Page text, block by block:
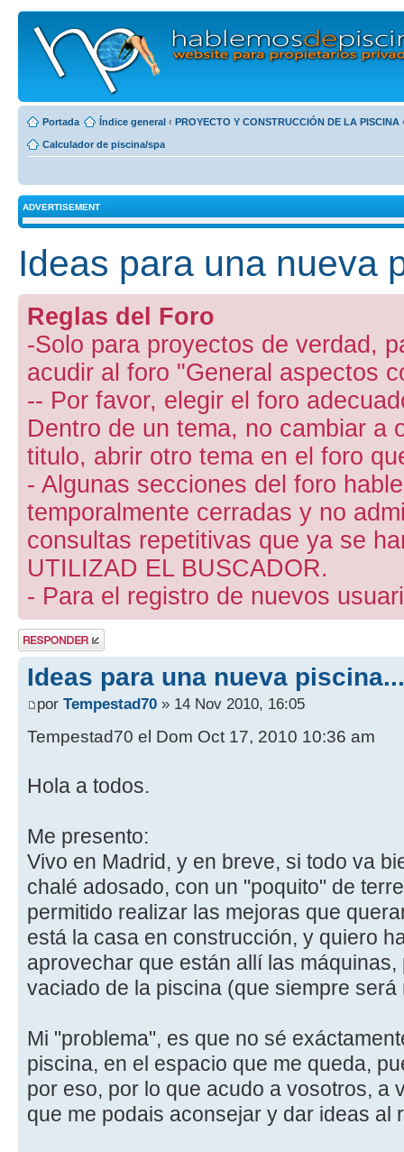
Portada Índice general ‹ PROYECTO Y CONSTRUCCIÓN DE LA PISCINA
Calculador de piscina/spa
ADVERTISEMENT
Ideas para una nueva
Reglas del Foro
-Solo para proyectos de verdad,
acudir al foro "General aspectos
-- Por favor, elegir el foro
Dentro de un tema, no cambiar a
titulo, abrir otro tema en el foro
- Algunas secciones del foro
temporalmente cerradas y no
consultas repetitivas que ya se
UTILIZAD EL BUSCADOR.
- Para el registro de nuevos
Publicar una
respuesta
Ideas para una nueva
por Tempestad70 » 14 Nov 2010, 16:05
Tempestad70 el Dom Oct 17, 2010 10:36 am
Hola a todos.
Me presento:
Vivo en Madrid, y en breve, si todo va
chalé adosado, con un "poquito" de
permitido realizar las mejoras que
está la casa en construcción, y quiero
aprovechar que están allí las
vaciado de la piscina (que siempre
Mi "problema", es que no sé
piscina, en el espacio que me queda,
por eso, por lo que acudo a vosotros, a
que me podais aconsejar y dar ideas al